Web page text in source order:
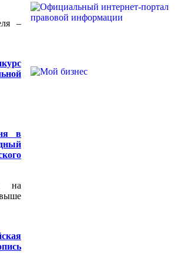
–
в
на